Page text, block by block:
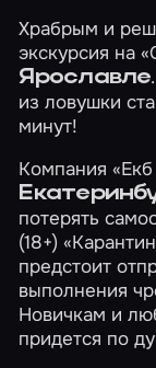
Храбрым и
экскурсия на
Ярославле
из ловушки
минут!
Компания «Екб
потерять
(18+)
предстоит
выполнения
Новичкам и
придется по